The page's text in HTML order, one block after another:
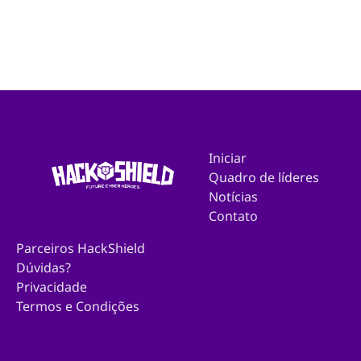
Iniciar
Quadro de líderes
Notícias
Contato
Parceiros HackShield
Dúvidas?
Privacidade
Termos e Condições